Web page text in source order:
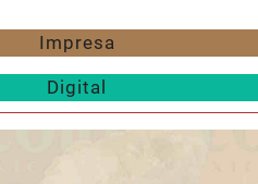
Impresa
Digital